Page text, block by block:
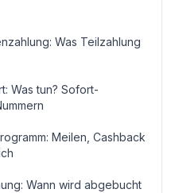
Was Teilzahlung
Was tun? Sofort-
Meilen, Cashback
Wann wird abgebucht